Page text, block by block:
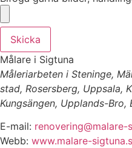
Skicka
Målare i Sigtuna
Måleriarbeten i Steninge,
stad, Rosersberg, Uppsala,
Kungsängen, Upplands-Bro,
E-mail: renovering@malare-
Webb: www.malare-